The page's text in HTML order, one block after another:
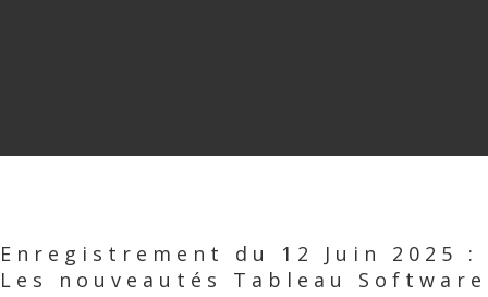
Enregistrement du 12 Juin 2025 :
Les nouveautés Tableau Software